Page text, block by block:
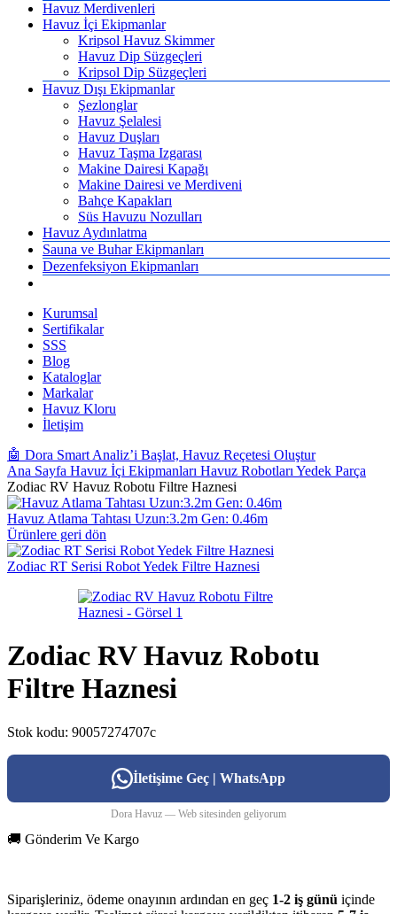
Havuz Merdivenleri
Havuz İçi Ekipmanlar
Kripsol Havuz Skimmer
Havuz Dip Süzgeçleri
Kripsol Dip Süzgeçleri
Havuz Dışı Ekipmanlar
Şezlonglar
Havuz Şelalesi
Havuz Duşları
Havuz Taşma Izgarası
Makine Dairesi Kapağı
Makine Dairesi ve Merdiveni
Bahçe Kapakları
Süs Havuzu Nozulları
Havuz Aydınlatma
Sauna ve Buhar Ekipmanları
Dezenfeksiyon Ekipmanları
Kurumsal
Sertifikalar
SSS
Blog
Kataloglar
Markalar
Havuz Kloru
İletişim
🤖 Dora Smart Analiz’i Başlat, Havuz Reçetesi Oluştur
Ana Sayfa Havuz İçi Ekipmanları Havuz Robotları Yedek Parça
Zodiac RV Havuz Robotu Filtre Haznesi
Havuz Atlama Tahtası Uzun:3.2m Gen: 0.46m
Ürünlere geri dön
Zodiac RT Serisi Robot Yedek Filtre Haznesi
Zodiac RV Havuz Robotu
Filtre Haznesi
Stok kodu: 90057274707c
İletişime Geç | WhatsApp
Dora Havuz — Web sitesinden geliyorum
🚚 Gönderim Ve Kargo
Siparişleriniz, ödeme onayının ardından en geç 1-2 iş günü içinde